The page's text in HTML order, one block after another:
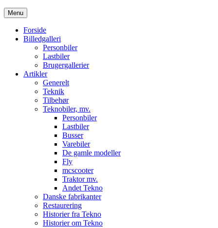
Menu
Forside
Billedgalleri
Personbiler
Lastbiler
Brugergallerier
Artikler
Generelt
Teknik
Tilbehør
Teknobiler, mv.
Personbiler
Lastbiler
Busser
Varebiler
De gamle modeller
Fly
mcscooter
Traktor mv.
Andet Tekno
Danske fabrikanter
Restaurering
Historier fra Tekno
Historier om Tekno